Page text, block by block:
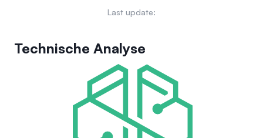
einfache, mit einem Klick erreichbare Abkürzungen verbindet.
Last update:
Technische Analyse